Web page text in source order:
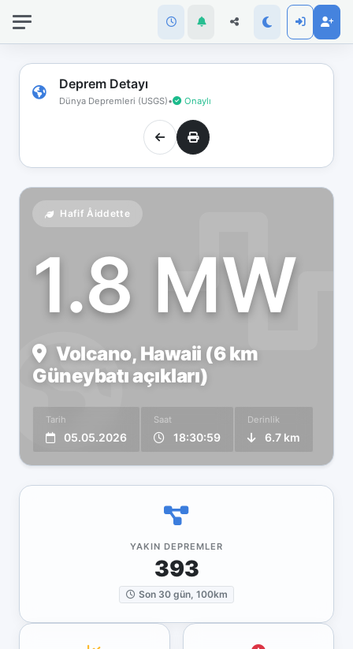
Deprem Detayı
Dünya Depremleri (USGS)• Onaylı
Hafif Åiddette
1.8 MW
Volcano, Hawaii (6 km
Güneybatı açıkları)
Tarih
05.05.2026
Saat
18:30:59
Derinlik
6.7 km
YAKIN DEPREMLER
393
Son 30 gün, 100km
bağlantınız
koptu!
Çevrimdışı
moddasınız.